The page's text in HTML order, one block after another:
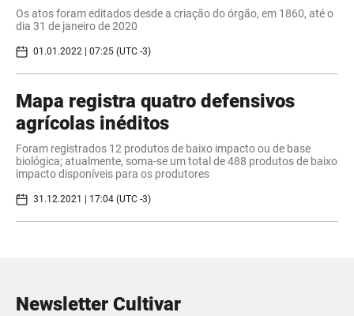
Os atos foram editados desde a criação do órgão, em 1860, até o
dia 31 de janeiro de 2020
01.01.2022 | 07:25 (UTC -3)
Mapa registra quatro defensivos
agrícolas inéditos
Foram registrados 12 produtos de baixo impacto ou de base
biológica; atualmente, soma-se um total de 488 produtos de baixo
impacto disponíveis para os produtores
31.12.2021 | 17:04 (UTC -3)
Newsletter Cultivar